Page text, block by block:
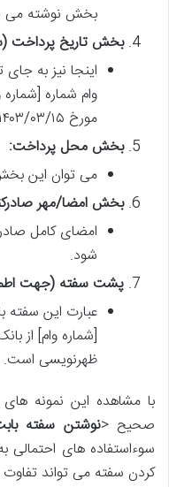
بخش نوشته می
بخش تاریخ پرداخت
اینجا نیز به
وام شماره [شماره
مورخ ۱۴۰۳/۰۳/۱۵ را به روشنی درج می کنیم.
بخش محل پرداخت:
می توان این
بخش امضا/مهر
امضای کامل
شود.
پشت سفته (جهت
عبارت این سفته
[شماره وام] از
ظهرنویسی است.
با مشاهده این نمونه
صحیح <نوشتن سفته
سوءاستفاده های
کردن سفته می تواند تفاوت